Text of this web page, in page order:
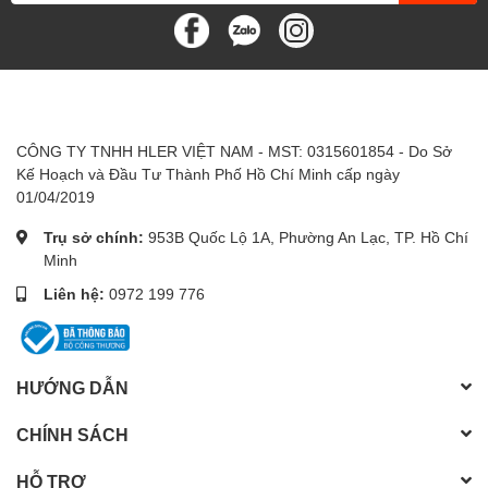
CÔNG TY TNHH HLER VIỆT NAM - MST: 0315601854 - Do Sở
Kế Hoạch và Đầu Tư Thành Phố Hồ Chí Minh cấp ngày
01/04/2019
Trụ sở chính: 953B Quốc Lộ 1A, Phường An Lạc, TP. Hồ Chí
Minh
Liên hệ: 0972 199 776
HƯỚNG DẪN
CHÍNH SÁCH
HỖ TRỢ